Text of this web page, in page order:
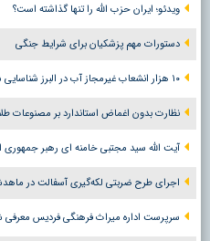
ویدئو؛ ایران حزب الله را تنها گذاشته است؟
دستورات مهم پزشکیان برای شرایط جنگی
۱۰ هزار انشعاب غیرمجاز آب در البرز شناسایی شد
نظارت بدون اغماض استاندارد بر مصنوعات طلا
آیت الله سید مجتبی خامنه ای رهبر جمهوری
اجرای طرح ضربتی لکه‌گیری آسفالت در
سرپرست اداره میراث فرهنگی فردیس معرفی